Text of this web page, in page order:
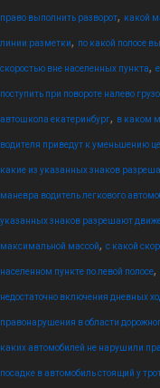
право выполнить разворот, какой
линии разметки, по какой полосе
скоростью вне населенных пункта,
поступить при повороте налево
автошкола екатеринбург, в каком
водителя приведут к уменьшению
какие из указанных знаков
маневра водитель легкового
указанных знаков разрешают
максимальной массой, с какой
населенном пункте по левой полосе,
недостаточно включения дневных
правонарушения в области
каких автомобилей не нарушили
посадке в автомобиль стоящий у